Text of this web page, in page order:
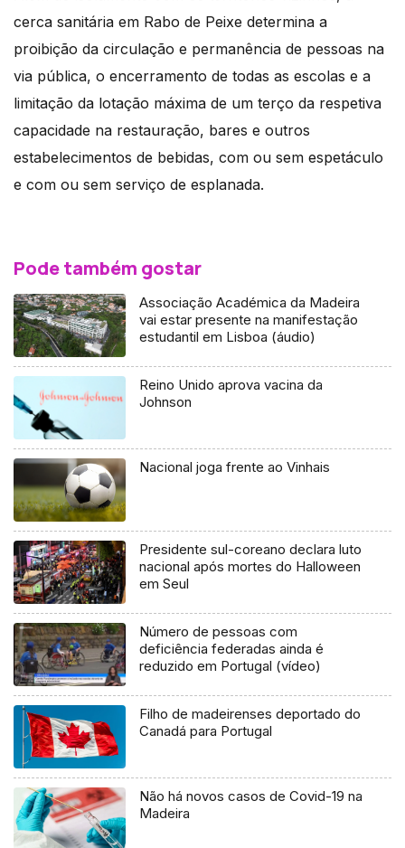
cerca sanitária em Rabo de Peixe determina a
proibição da circulação e permanência de pessoas na
via pública, o encerramento de todas as escolas e a
limitação da lotação máxima de um terço da respetiva
capacidade na restauração, bares e outros
estabelecimentos de bebidas, com ou sem espetáculo
e com ou sem serviço de esplanada.
Pode também gostar
Associação Académica da Madeira
vai estar presente na manifestação
estudantil em Lisboa (áudio)
Reino Unido aprova vacina da
Johnson
Nacional joga frente ao Vinhais
Presidente sul-coreano declara luto
nacional após mortes do Halloween
em Seul
Número de pessoas com
deficiência federadas ainda é
reduzido em Portugal (vídeo)
Filho de madeirenses deportado do
Canadá para Portugal
Não há novos casos de Covid-19 na
Madeira